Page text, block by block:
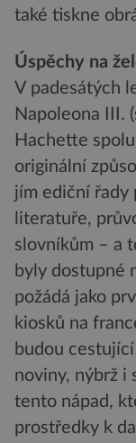
také tiskne
Úspěchy na
V padesátých
Napoleona III.
Hachette
originální
jím ediční řady
literatuře,
slovníkům – a
byly dostupné
požádá jako
kiosků na
budou
noviny, nýbrž i
tento nápad,
prostředky k